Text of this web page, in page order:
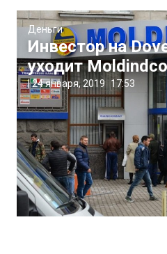
Деньги
Инвестор на
уходит
|24 января, 2019 17:53